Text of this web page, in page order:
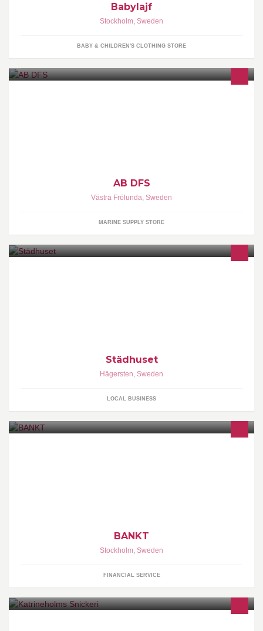
Babylajf
Stockholm, Sweden
BABY & CHILDREN'S CLOTHING STORE
AB DFS
Västra Frölunda, Sweden
MARINE SUPPLY STORE
Städhuset
Hägersten, Sweden
LOCAL BUSINESS
BANKT
Stockholm, Sweden
FINANCIAL SERVICE